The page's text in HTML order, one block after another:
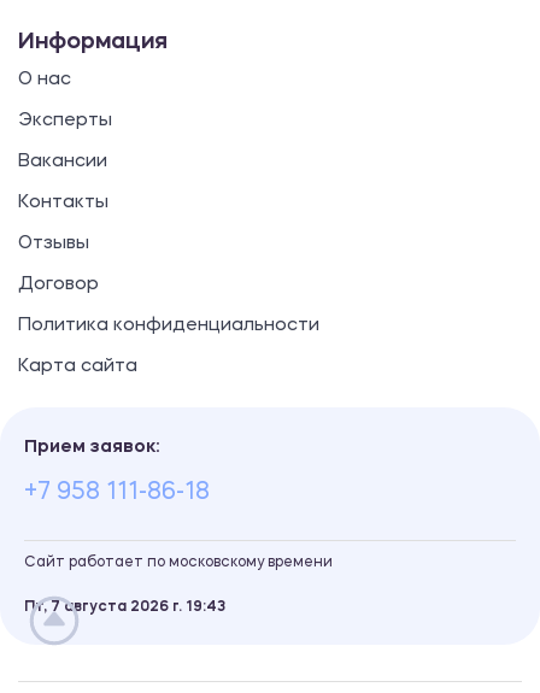
Информация
О нас
Эксперты
Вакансии
Контакты
Отзывы
Договор
Политика конфиденциальности
Карта сайта
Прием заявок:
+7 958 111-86-18
Сайт работает по московскому времени
Пт, 7 августа 2026 г. 19 43